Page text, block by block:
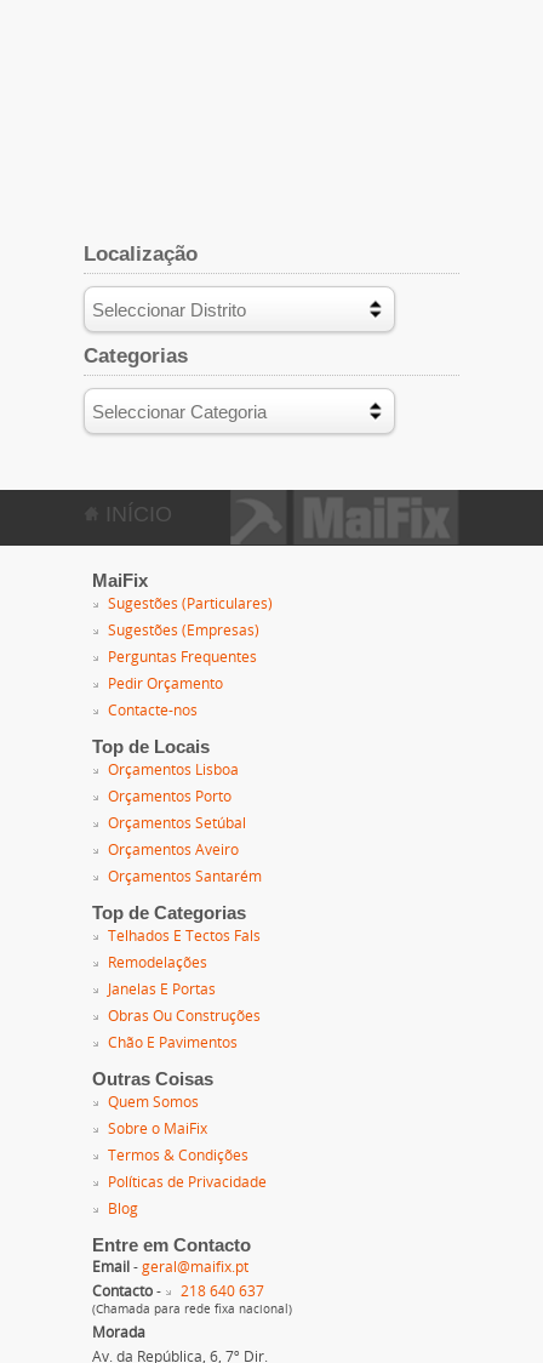
Localização
Categorias
INÍCIO
MaiFix
Sugestões (Particulares)
Sugestões (Empresas)
Perguntas Frequentes
Pedir Orçamento
Contacte-nos
Top de Locais
Orçamentos Lisboa
Orçamentos Porto
Orçamentos Setúbal
Orçamentos Aveiro
Orçamentos Santarém
Top de Categorias
Telhados E Tectos Fals
Remodelações
Janelas E Portas
Obras Ou Construções
Chão E Pavimentos
Outras Coisas
Quem Somos
Sobre o MaiFix
Termos & Condições
Políticas de Privacidade
Blog
Entre em Contacto
Email - geral@maifix.pt
Contacto - 218 640 637
(Chamada para rede fixa nacional)
Morada
Av. da República, 6, 7º Dir.